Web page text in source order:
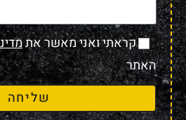
קראתי ואני מאשר את
האתר
שליחה